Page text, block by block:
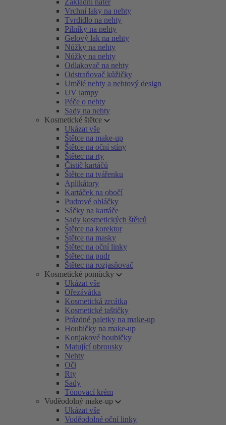
Základní nátěr
Vrchní laky na nehty
Tvrdidlo na nehty
Pilníky na nehty
Gelový lak na nehty
Nůžky na nehty
Nůžky na nehty
Odlakovač na nehty
Odstraňovač kůžičky
Umělé nehty a nehtový design
UV lampy
Péče o nehty
Sady na nehty
Kosmetické štětce
Ukázat vše
Štětce na make-up
Štětce na oční stíny
Štětec na rty
Čistič kartáčů
Štětce na tvářenku
Aplikátory
Kartáček na obočí
Pudrové obláčky
Sáčky na kartáče
Sady kosmetických štětců
Štětce na korektor
Štětce na masky
Štětec na oční linky
Štětec na pudr
Štětec na rozjasňovač
Kosmetické pomůcky
Ukázat vše
Ořezávátka
Kosmetická zrcátka
Kosmetické taštičky
Prázdné paletky na make-up
Houbičky na make-up
Konjakové houbičky
Matující ubrousky
Nehty
Oči
Rty
Sady
Tónovací krém
Voděodolný make-up
Ukázat vše
Voděodolné oční linky